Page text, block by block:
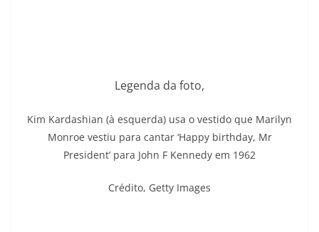
Legenda da foto,
Kim Kardashian (à esquerda) usa o vestido que Marilyn
Monroe vestiu para cantar ‘Happy birthday, Mr
President’ para John F Kennedy em 1962
Crédito, Getty Images